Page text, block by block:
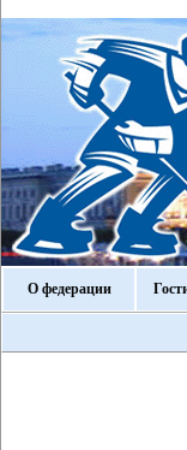
О федерации